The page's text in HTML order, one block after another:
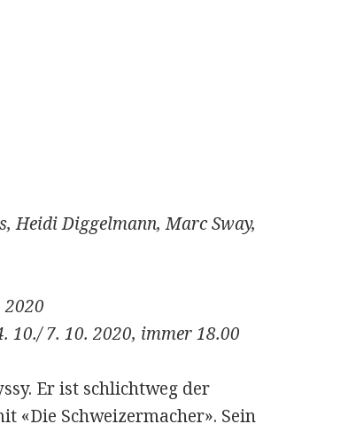
Heidi Diggelmann, Marc Sway,
10./ 7. 10. 2020, immer 18.00
Er ist schlichtweg der
«Die Schweizermacher». Sein